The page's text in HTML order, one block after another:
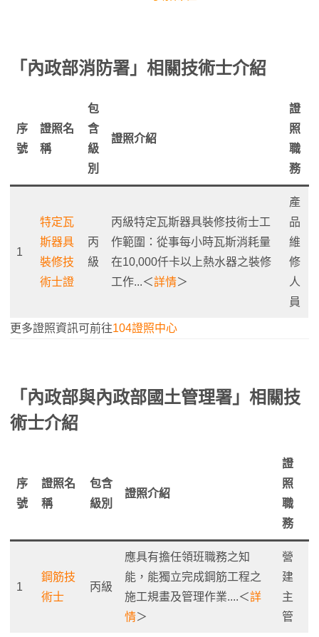
「內政部消防署 」相關技術士介紹
序
號
證照名
稱
包
含
級
別
證照介紹
證
照
職
務
1
特定瓦
斯器具
裝修技
術士證
丙
級
丙級特定瓦斯器具裝修技術士工
作範圍：從事每小時瓦斯消耗量
在10,000仟卡以上熱水器之裝修
工作...＜詳情＞
產
品
維
修
人
員
更多證照資訊可前往104證照中心
「內政部與內政部國土管理署 」相關技
術士介紹
序
號
證照名
稱
包含
級別
證照介紹
證
照
職
務
1
鋼筋技
術士
丙級
應具有擔任領班職務之知
能，能獨立完成鋼筋工程之
施工規畫及管理作業....＜詳
情＞
營
建
主
管